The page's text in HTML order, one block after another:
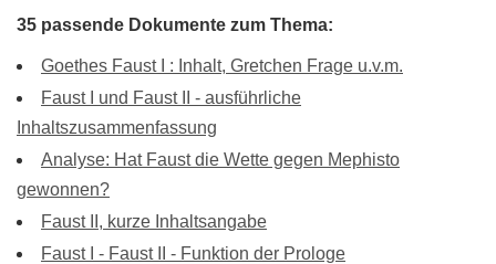
35 passende Dokumente zum Thema:
Goethes Faust I : Inhalt, Gretchen Frage u.v.m.
Faust I und Faust II - ausführliche
Inhaltszusammenfassung
Analyse: Hat Faust die Wette gegen Mephisto
gewonnen?
Faust II, kurze Inhaltsangabe
Faust I - Faust II - Funktion der Prologe